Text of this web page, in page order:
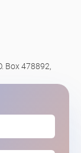
Box 478892,